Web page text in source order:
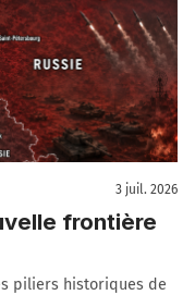
3 juil. 2026
frontière
piliers historiques de